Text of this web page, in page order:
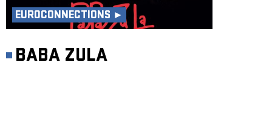
EUROCONNECTIONS ►
BABA ZULA